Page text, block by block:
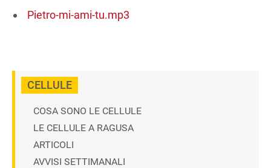
Pietro-mi-ami-tu.mp3
CELLULE
COSA SONO LE CELLULE
LE CELLULE A RAGUSA
ARTICOLI
AVVISI SETTIMANALI